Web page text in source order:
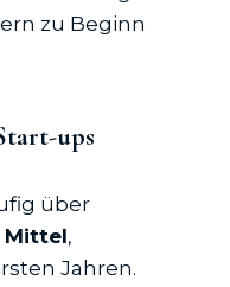
zu Beginn
ups
über
Mittel,
Jahren.